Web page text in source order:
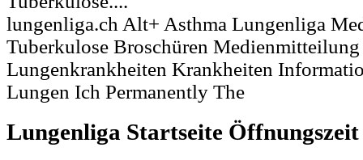
lungenliga.ch Alt+ Asthma Lungenliga
Tuberkulose Broschüren Medienmitteilung
Lungenkrankheiten Krankheiten
Lungen Ich Permanently The
Lungenliga Startseite